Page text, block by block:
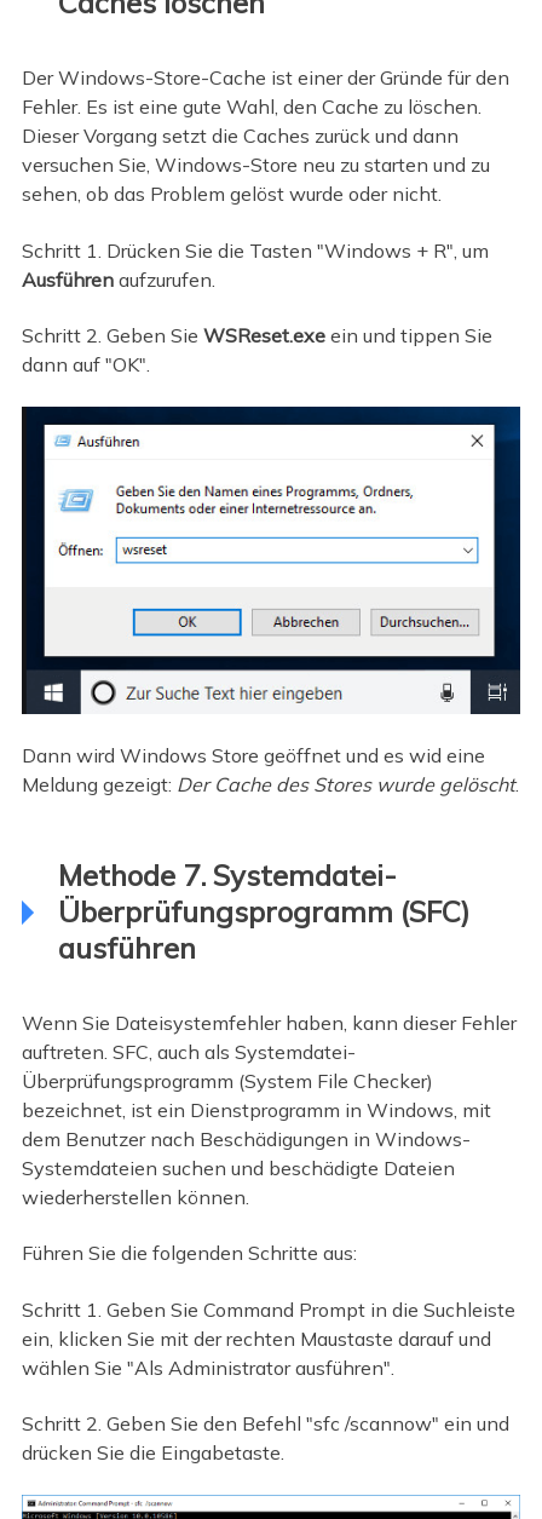
Der Windows-Store-Cache ist einer der Gründe für den
Fehler. Es ist eine gute Wahl, den Cache zu löschen.
Dieser Vorgang setzt die Caches zurück und dann
versuchen Sie, Windows-Store neu zu starten und zu
sehen, ob das Problem gelöst wurde oder nicht.
Schritt 1. Drücken Sie die Tasten "Windows + R", um
Ausführenaufzurufen.
Schritt 2. Geben Sie WSReset.exe ein und tippen Sie
dann auf "OK".
Dann wird Windows Store geöffnet und es wid eine
Meldung gezeigt: Der Cache des Stores wurde gelöscht.
Methode 7. Systemdatei-
Überprüfungsprogramm (SFC)
ausführen
Wenn Sie Dateisystemfehler haben, kann dieser Fehler
auftreten. SFC, auch als Systemdatei-
Überprüfungsprogramm (System File Checker)
bezeichnet, ist ein Dienstprogramm in Windows, mit
dem Benutzer nach Beschädigungen in Windows-
Systemdateien suchen und beschädigte Dateien
wiederherstellen können.
Führen Sie die folgenden Schritte aus:
Schritt 1. Geben Sie Command Prompt in die Suchleiste
ein, klicken Sie mit der rechten Maustaste darauf und
wählen Sie "Als Administrator ausführen".
Schritt 2. Geben Sie den Befehl "sfc /scannow" ein und
drücken Sie die Eingabetaste.